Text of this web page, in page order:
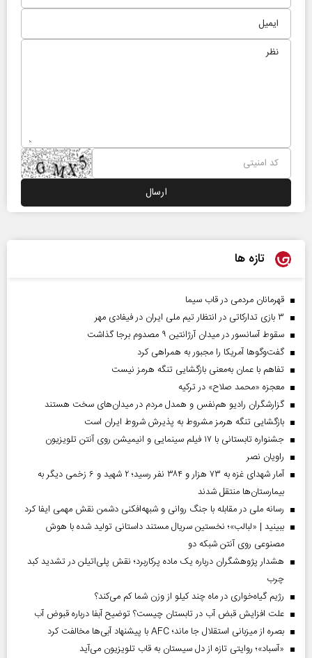
تازه ها
قهرمانان مردمی در قاب سیما
۳ بازی تدارکاتی در انتظار تیم ملی ایران در فیفادی مهر
سقوط آسانسور در میدان آرژانتین ۹ مصدوم برجا گذاشت
گفت‌وگوها آمریکا را مجبور به همراهی کرد
تفاهم با عمان به‌معنی بازگشایی تنگه هرمز نیست
معجزه «محمد صلاح» در ترکیه
گزارشگران رادیو هم‌نفس و همدل مردم در میدان‌های سخت هستند
بازگشایی تنگه هرمز مشروط به پذیرش شروط ایران است
جشنواره تابستانی با ۱۷ فیلم سینمایی و انیمیشن روی آنتن تلویزیون
راویان نصر
آمار شهدای غزه به ۷۳ هزار و ۳۸۴ نفر رسید؛ ۲ شهید و ۶ زخمی دیگر به
بیمارستان‌ها منتقل شدند
رسانه ملی در مقابله با جنگ روانی و شبهه‌افکنی دشمن نقش مهمی ایفا کرد
ببینید | «لبالب»؛ نخستین سریال مستند داستانی تولید شده با هوش
مصنوعی روی آنتن شبکه دو
هشدار پژوهشگران درباره یک ماده پرکاربرد؛ نقش پلی‌اتیلن در تشدید کبد
چرب
رژیم گیاه‌خواری در ماه چند کیلو از وزن شما کم می‌کند؟
علت افزایش قبض آب در تابستان چیست؟ توضیح آبفا درباره قبوض آب
بصره از میزبانی استقلال جا ماند؛ AFC با پیشنهاد آبی‌ها مخالفت کرد
«آسباد»؛ روایتی تازه از دل سیستان به قاب تلویزیون می‌آید